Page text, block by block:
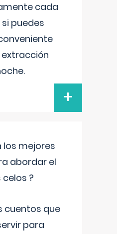
cada
puedes
+
los mejores
abordar el
?
cuentos que
para